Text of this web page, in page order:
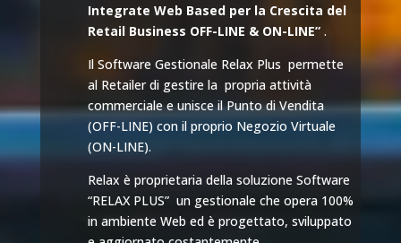
Integrate Web Based per la Crescita del
Retail Business OFF-LINE & ON-LINE”.
Il Software Gestionale Relax Plus permette
al Retailer di gestire la propria attività
commerciale e unisce il Punto di Vendita
(OFF-LINE) con il proprio Negozio Virtuale
(ON-LINE).
Relax è proprietaria della soluzione Software
“RELAX PLUS” un gestionale che opera 100%
in ambiente Web ed è progettato, sviluppato